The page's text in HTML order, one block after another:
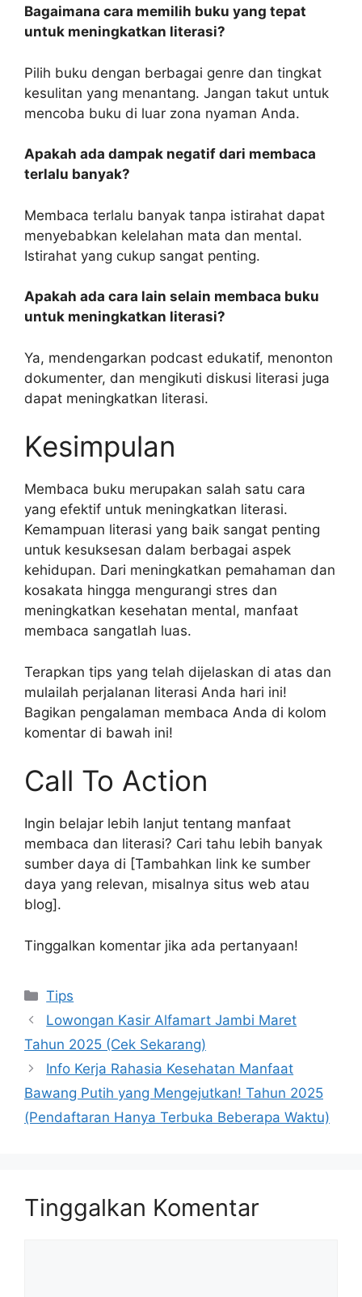
Bagaimana cara memilih buku yang tepat
untuk meningkatkan literasi?
Pilih buku dengan berbagai genre dan tingkat
kesulitan yang menantang. Jangan takut untuk
mencoba buku di luar zona nyaman Anda.
Apakah ada dampak negatif dari membaca
terlalu banyak?
Membaca terlalu banyak tanpa istirahat dapat
menyebabkan kelelahan mata dan mental.
Istirahat yang cukup sangat penting.
Apakah ada cara lain selain membaca buku
untuk meningkatkan literasi?
Ya, mendengarkan podcast edukatif, menonton
dokumenter, dan mengikuti diskusi literasi juga
dapat meningkatkan literasi.
Kesimpulan
Membaca buku merupakan salah satu cara
yang efektif untuk meningkatkan literasi.
Kemampuan literasi yang baik sangat penting
untuk kesuksesan dalam berbagai aspek
kehidupan. Dari meningkatkan pemahaman dan
kosakata hingga mengurangi stres dan
meningkatkan kesehatan mental, manfaat
membaca sangatlah luas.
Terapkan tips yang telah dijelaskan di atas dan
mulailah perjalanan literasi Anda hari ini!
Bagikan pengalaman membaca Anda di kolom
komentar di bawah ini!
Call To Action
Ingin belajar lebih lanjut tentang manfaat
membaca dan literasi? Cari tahu lebih banyak
sumber daya di [Tambahkan link ke sumber
daya yang relevan, misalnya situs web atau
blog].
Tinggalkan komentar jika ada pertanyaan!
Kategori
Tips
Lowongan Kasir Alfamart Jambi Maret
Tahun 2025 (Cek Sekarang)
Info Kerja Rahasia Kesehatan Manfaat
Bawang Putih yang Mengejutkan! Tahun 2025
(Pendaftaran Hanya Terbuka Beberapa Waktu)
Tinggalkan Komentar